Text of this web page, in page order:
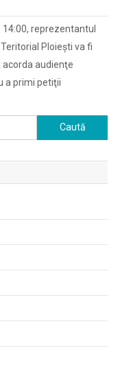
14:00, reprezentantul
Ploieşti va fi
audienţe
a primi petiţii
Caută
după: